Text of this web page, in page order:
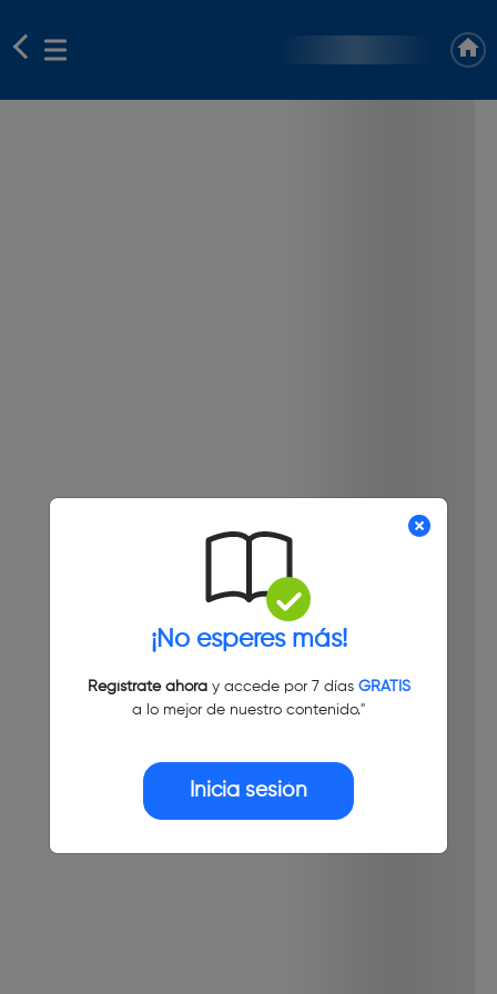
¡No esperes más!
Regístrate ahoray accede por 7 días GRATIS
a lo mejor de nuestro contenido."
Inicia sesión